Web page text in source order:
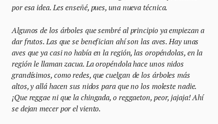
por esa idea. Les enseñé, pues, una nueva técnica.
Algunos de los árboles que sembré al principio ya empiezan a
dar frutos. Las que se benefician ahí son las aves. Hay unas
aves que ya casi no había en la región, las oropéndolas, en la
región le llaman zacua. La oropéndola hace unos nidos
grandísimos, como redes, que cuelgan de los árboles más
altos, y allá hacen sus nidos para que no los moleste nadie.
¡Que reggae ni que la chingada, o reggaeton, peor, jajaja! Ahí
se dejan mecer por el viento.